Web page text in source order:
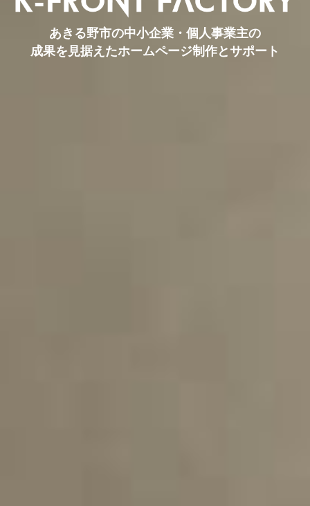
あきる野市の中小企業・個人事業主の
成果を見据えたホームページ制作とサポート